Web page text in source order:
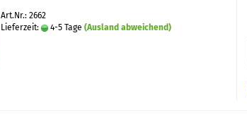
Art.Nr.: 2662
Lieferzeit:
4-5 Tage (Ausland abweichend)